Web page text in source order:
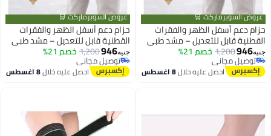
عروض السوبرماركت 🛒
حزام دعم أسفل الظهر والفقرات
القطنية قابل للتعديل – مشد طبي
مرن لدعم العمود الفقري وتحسين
وضعية الجسم – خامة شبكية قابلة
للتهوية للرجال والنساء
جنيه946
1,200خصم 21%
توصيل مجاني
توصيل مجانياحصل عليه خلال8 اغسطس
عروض السوبرماركت 🛒
حزام دعم أسفل الظهر والفقرات
القطنية قابل للتعديل – مشد طبي
مرن لدعم العمود الفقري وتحسين
وضعية الجسم – خامة شبكية قابلة
للتهوية للرجال والنساء
جنيه946
1,200خصم 21%
توصيل مجاني
توصيل مجانياحصل عليه خلال8 اغسطس